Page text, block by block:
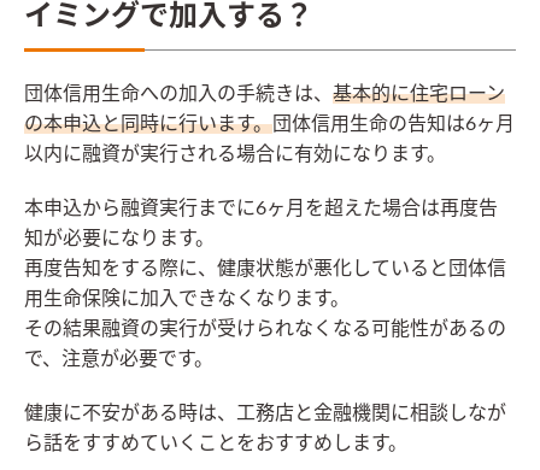
イミングで加入する？
団体信用生命への加入の手続きは、 基本的に住宅ローン
の本申込と同時に行います。団体信用生命の告知は6ヶ月
以内に融資が実行される場合に有効になります。
本申込から融資実行までに6ヶ月を超えた場合は再度告
知が必要になります。
再度告知をする際に、健康状態が悪化していると団体信
用生命保険に加入できなくなります。
その結果融資の実行が受けられなくなる可能性があるの
で、注意が必要です。
健康に不安がある時は、工務店と金融機関に相談しなが
ら話をすすめていくことをおすすめします。